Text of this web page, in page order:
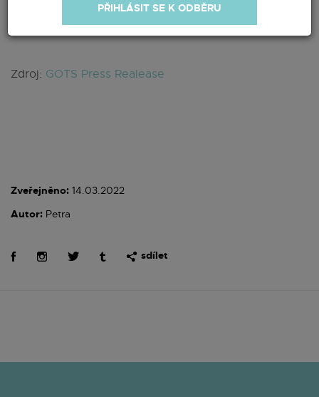
Zjistěte více naglobal-standard.org
Zdroj: GOTS Press Realease
Zveřejněno: 14.03.2022
Autor: Petra
sdílet
PŘIHLÁSIT SE K ODBĚRU